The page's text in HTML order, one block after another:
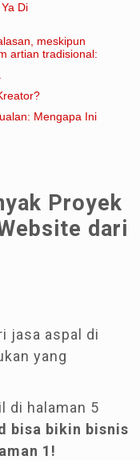
Di
meskipun
artian tradisional:
Mengapa Ini
Proyek
dari
jasa aspal di
yang
di halaman 5
bisa bikin bisnis
1!